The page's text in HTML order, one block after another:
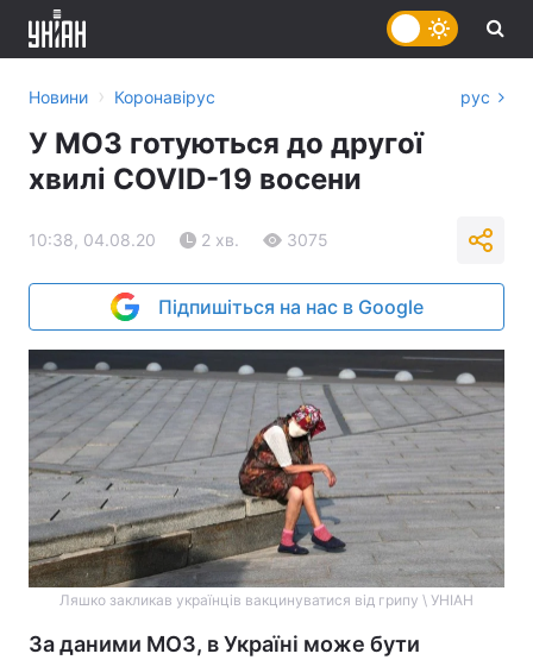
Новини › Коронавірус рус
У МОЗ готуються до другої
хвилі COVID-19 восени
10:38, 04.08.20 2 хв. 3075
Підпишіться на нас в Google
Ляшко закликав українців вакцинуватися від грипу \ УНІАН
За даними МОЗ, в Україні може бути